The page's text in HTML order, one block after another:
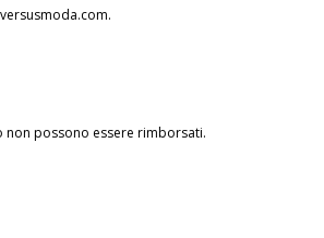
.
possono essere rimborsati.